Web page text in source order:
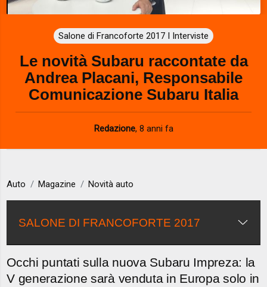
a
y
V
i
d
e
Salone di Francoforte 2017 I Interviste
Le novità Subaru raccontate da
Andrea Placani, Responsabile
Comunicazione Subaru Italia
Redazione, 8 anni fa
Auto Magazine Novità auto
SALONE DI FRANCOFORTE 2017
Occhi puntati sulla nuova Subaru Impreza: la
V generazione sarà venduta in Europa solo in